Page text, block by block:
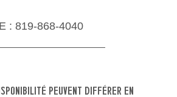
: 819-868-4040
peuvent différer en